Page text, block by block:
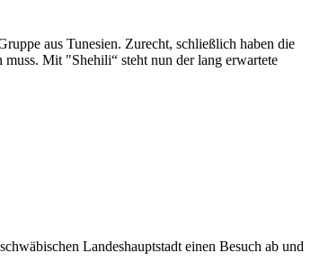
aus Tunesien. Zurecht, schließlich haben die
Mit "Shehili“ steht nun der lang erwartete
Landeshauptstadt einen Besuch ab und